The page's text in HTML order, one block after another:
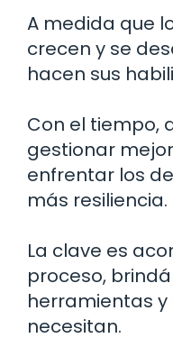
A medida que
crecen y se
hacen sus
Con el tiempo,
gestionar
enfrentar los
más resiliencia.
La clave es
proceso,
herramientas
necesitan.